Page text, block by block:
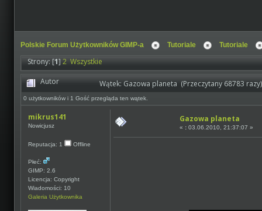
Polskie Forum Użytkowników GIMP-a Tutoriale Tutoriale
Strony: [1]2 Wszystkie
Autor
Wątek: Gazowa planeta (Przeczytany 68783 razy)
0 użytkowników i 1 Gość przegląda ten wątek.
mikrus141
Nowicjusz
Reputacja: 1 Offline
Płeć:
GIMP: 2.6
Licencja: Copyright
Wiadomości: 10
Galeria Użytkownika
Gazowa planeta
« : 03.06.2010, 21:37:07 »